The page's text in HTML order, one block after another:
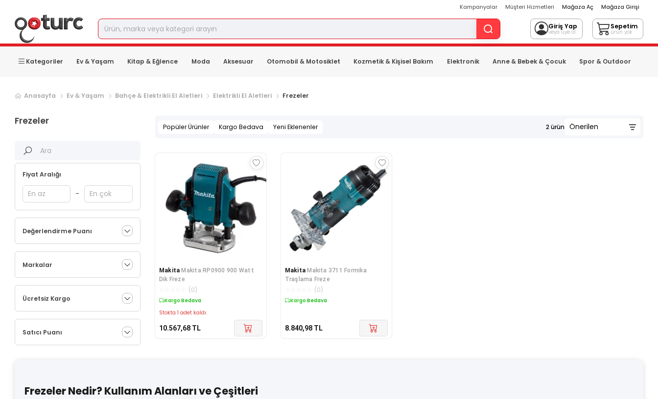
Kampanyalar Müşteri Hizmetleri Mağaza Aç Mağaza Girişi
Giriş Yap
veya üye ol
Sepetim
ürün yok
Kategoriler Ev & Yaşam Kitap & Eğlence Moda Aksesuar Otomobil & Motosiklet Kozmetik & Kişisel Bakım Elektronik Anne & Bebek & Çocuk Spor & Outdoor
Anasayfa Ev & Yaşam Bahçe & Elektrikli El Aletleri Elektrikli El Aletleri Frezeler
Frezeler
Fiyat Aralığı
-
Değerlendirme Puanı
Markalar
Ücretsiz Kargo
Satıcı Puanı
Popüler Ürünler Kargo Bedava Yeni Eklenenler 2ürün
Makita Makita RP0900 900 Watt
Dik Freze
(0)
Kargo Bedava
Stokta 1 adet kaldı.
10.567,68 TL
Makita Makita 3711 Formika
Traşlama Freze
(0)
Kargo Bedava
8.840,98 TL
Frezeler Nedir? Kullanım Alanları ve Çeşitleri